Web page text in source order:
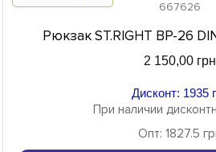
Рюкзак ST.RIGHT BP-26
2 150,00 грн
Дисконт: 1935
При наличии
Опт: 1827.5